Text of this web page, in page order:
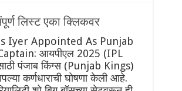
लिस्ट एका क्लिकवर
Iyer Appointed As Punjab
आयपीएल 2025 (IPL
पंजाब किंग्स (Punjab Kings)
कर्णधाराची घोषणा केली आहे.